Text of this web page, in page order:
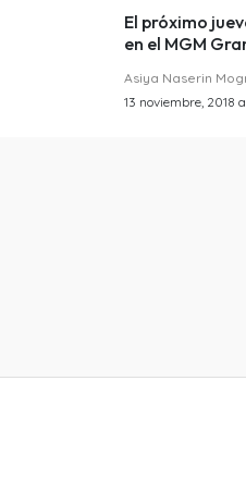
El próximo
en el MGM
Asiya Naserin
13 noviembre, 2018